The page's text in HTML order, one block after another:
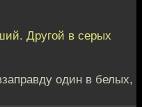
Другой в серых
один в белых,